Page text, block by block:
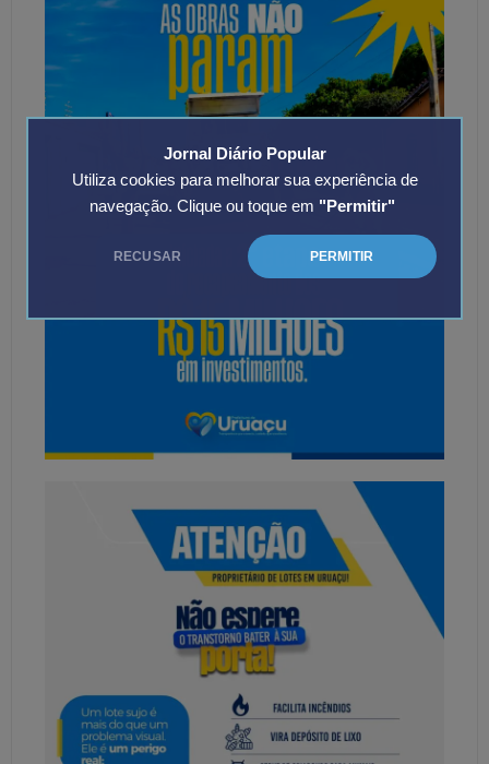
Jornal Diário Popular
Utiliza cookies para melhorar sua experiência de
navegação. Clique ou toque em "Permitir"
RECUSAR PERMITIR